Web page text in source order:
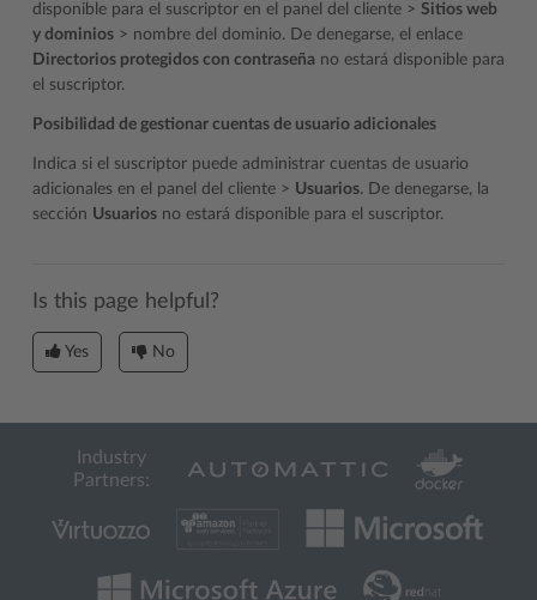
disponible para el suscriptor en el panel del cliente > Sitios web
y dominios > nombre del dominio. De denegarse, el enlace
Directorios protegidos con contraseña no estará disponible para
el suscriptor.
Posibilidad de gestionar cuentas de usuario adicionales
Indica si el suscriptor puede administrar cuentas de usuario
adicionales en el panel del cliente > Usuarios. De denegarse, la
sección Usuarios no estará disponible para el suscriptor.
Is this page helpful?
Yes No
Industry
Partners: